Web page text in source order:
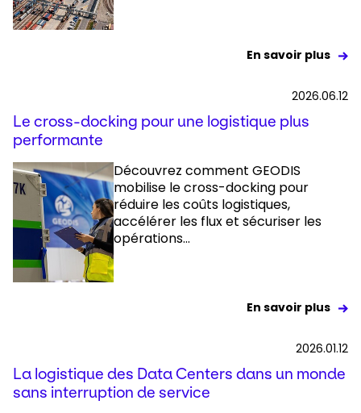
En savoir plus
2026.06.12
Le cross-docking pour une logistique plus
performante
Découvrez comment GEODIS
mobilise le cross-docking pour
réduire les coûts logistiques,
accélérer les flux et sécuriser les
opérations...
En savoir plus
2026.01.12
La logistique des Data Centers dans un monde
sans interruption de service